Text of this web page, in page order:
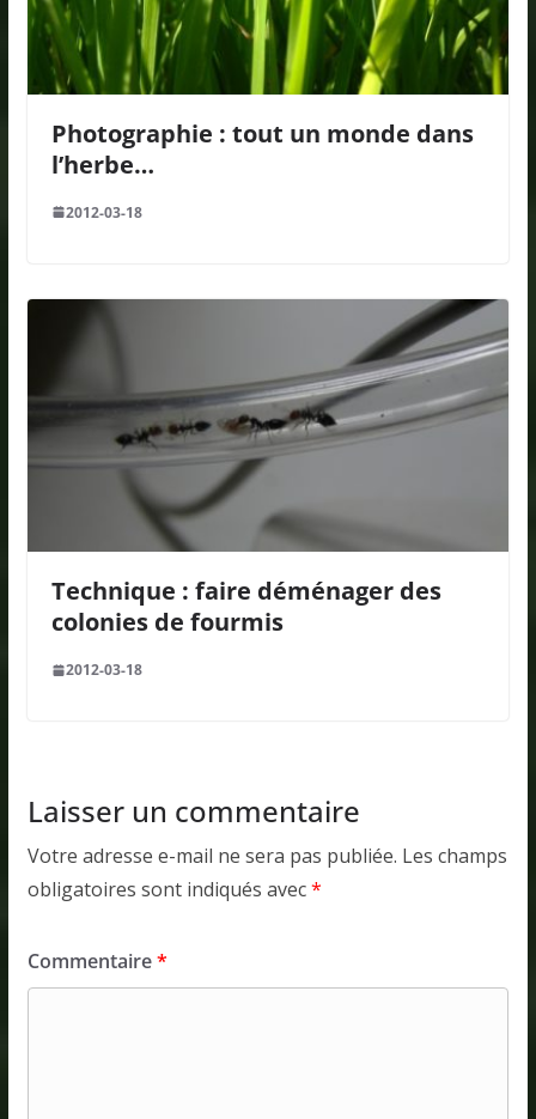
Photographie : tout un monde dans
l’herbe…
2012-03-18
Technique : faire déménager des
colonies de fourmis
2012-03-18
Laisser un commentaire
Votre adresse e-mail ne sera pas publiée. Les champs
obligatoires sont indiqués avec*
Commentaire*